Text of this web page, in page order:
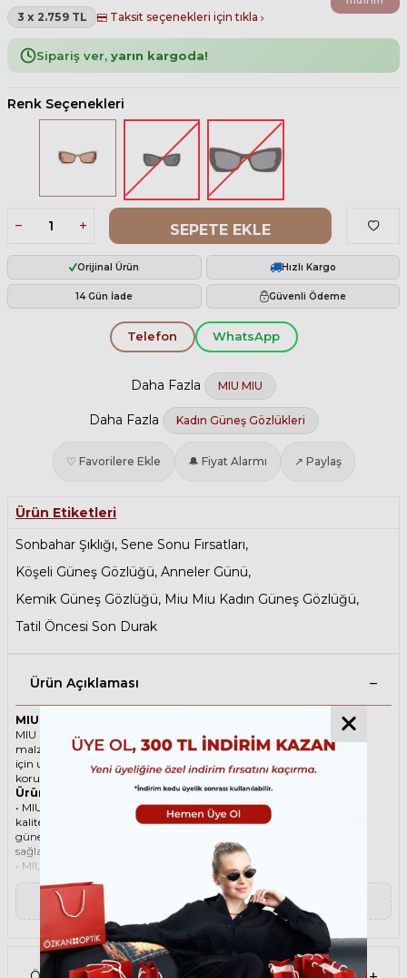
3 x 2.759 TL Taksit seçenekleri için tıkla
Sipariş ver, yarın kargoda!
Renk Seçenekleri
SEPETE EKLE
Orijinal Ürün Hızlı Kargo
14 Gün İade Güvenli Ödeme
Telefon WhatsApp
Daha Fazla MIU MIU
Daha Fazla Kadın Güneş Gözlükleri
♡ Favorilere Ekle 🔔 Fiyat Alarmı ↗ Paylaş
Ürün Etiketleri
Sonbahar Şıklığı, Sene Sonu Fırsatları,
Köşeli Güneş Gözlüğü, Anneler Günü,
Kemik Güneş Gözlüğü, Miu Miu Kadın Güneş Gözlüğü,
Tatil Öncesi Son Durak
Ürün Açıklaması
MIU MIU 07XS 03T3D2 60 Pudra Kadın Güneş Gözlüğü
MIU MIU ikonik Geometrik Asetat güneş gözlüğü, tarzı ve kaliteli
malzemesi ile göz alıcı bir aksesuar. Hem erkekler hem de kadınlar
için uygun olan bu güneş gözlüğü, güneşin zararlı ışınlarından
korunmanızı sağlarken, stilinizi de yansıtır.
Ürün Faydaları
• MIU MIU 07XS 03T3D2 60 Pudra Kadın güneş gözlüğü, yüksek
kaliteli Asetat çerçeveye ve Organik lense sahiptir. Bu malzemeler,
güneş gözlüğünüzün uzun ömürlü, dayanıklı ve konforlu olmasını
sağlar.
• MIU MIU 07XS 03T3D2 60 Kadın Pudra güneş gözlüğü, %100 UV
koruması sunar. Bu sayede, gözlerinizi güneşin zararlı ışınlarından
korur ve göz sağlığınızı korur. Yeşil cam rengi, ışığı dengeli bir şekilde
filtreler ve her ortamda rahat bir görüş sağlar.
Paket İçeriği
• MIU MIU 07XS 03T3D2 60 Pudra Kadın Güneş Gözlüğü
• Kılıf
• Gözlük temizleme spreyi
▼ Devamını Oku